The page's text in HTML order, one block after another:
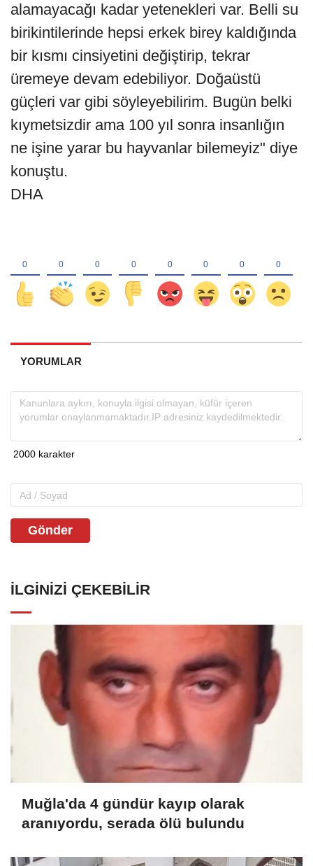
alamayacağı kadar yetenekleri var. Belli su
birikintilerinde hepsi erkek birey kaldığında
bir kısmı cinsiyetini değiştirip, tekrar
üremeye devam edebiliyor. Doğaüstü
güçleri var gibi söyleyebilirim. Bugün belki
kıymetsizdir ama 100 yıl sonra insanlığın
ne işine yarar bu hayvanlar bilemeyiz" diye
konuştu.
DHA
YORUMLAR
Gönder
İLGINIZI ÇEKEBILIR
Muğla'da 4 gündür kayıp olarak
aranıyordu, serada ölü bulundu